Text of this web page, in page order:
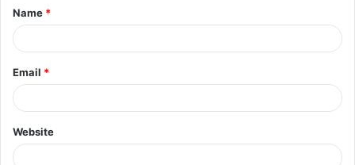
*
Name *
Email *
Website